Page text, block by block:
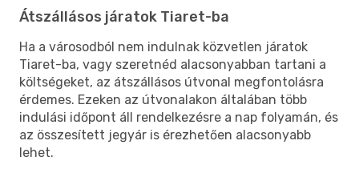
Átszállásos járatok Tiaret-ba
Ha a városodból nem indulnak közvetlen járatok
Tiaret-ba, vagy szeretnéd alacsonyabban tartani a
költségeket, az átszállásos útvonal megfontolásra
érdemes. Ezeken az útvonalakon általában több
indulási időpont áll rendelkezésre a nap folyamán, és
az összesített jegyár is érezhetően alacsonyabb
lehet.